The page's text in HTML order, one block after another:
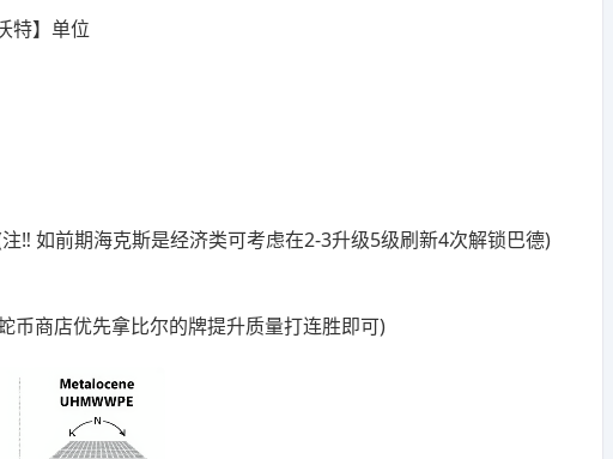
特】单位
‼️ 如前期海克斯是经济类可考虑在2-3升级5级刷新4次解锁巴德)
币商店优先拿比尔的牌提升质量打连胜即可)